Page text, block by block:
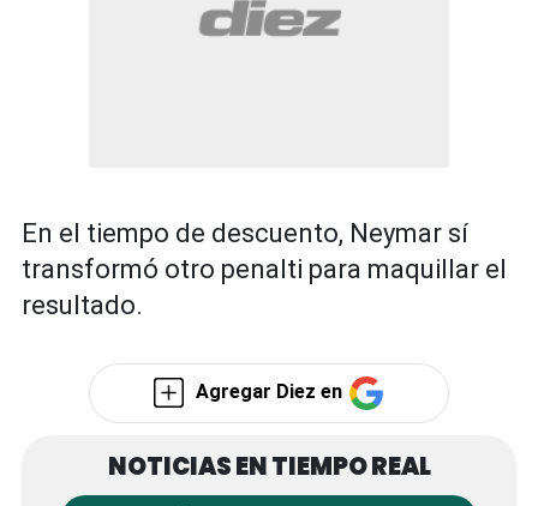
En el tiempo de descuento, Neymar sí
transformó otro penalti para maquillar el
resultado.
Agregar Diez en